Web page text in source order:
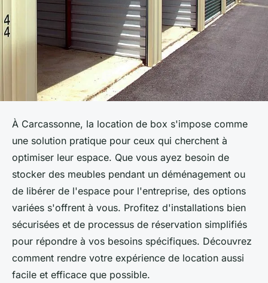
À Carcassonne, la location de box s'impose comme
une solution pratique pour ceux qui cherchent à
optimiser leur espace. Que vous ayez besoin de
stocker des meubles pendant un déménagement ou
de libérer de l'espace pour l'entreprise, des options
variées s'offrent à vous. Profitez d'installations bien
sécurisées et de processus de réservation simplifiés
pour répondre à vos besoins spécifiques. Découvrez
comment rendre votre expérience de location aussi
facile et efficace que possible.